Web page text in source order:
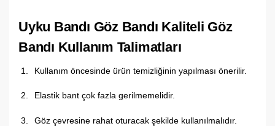
Uyku Bandı Göz Bandı Kaliteli Göz
Bandı Kullanım Talimatları
Kullanım öncesinde ürün temizliğinin yapılması önerilir.
Elastik bant çok fazla gerilmemelidir.
Göz çevresine rahat oturacak şekilde kullanılmalıdır.